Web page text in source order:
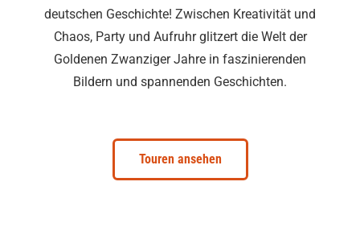
deutschen Geschichte! Zwischen Kreativität und
Chaos, Party und Aufruhr glitzert die Welt der
Goldenen Zwanziger Jahre in faszinierenden
Bildern und spannenden Geschichten.
Touren ansehen